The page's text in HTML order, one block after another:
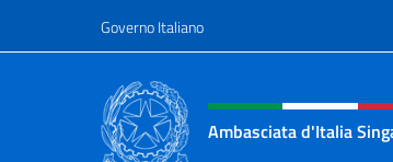
Governo Italiano
Intestazione sito,
Ambasciata d'Italia